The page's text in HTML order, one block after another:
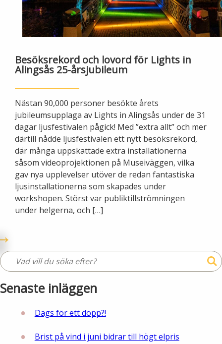
Elmarknaden
Våra avtalsvillkor
Sälj ditt överskott
Ny elanslutning
Tillfällig anslutning/byggskåp
Ändra anslutning
Elmätare och HAN-port
Manuell frånkoppling
Värmepriser och avtalsvillkor
Anslut dig till fjärrvärme
Byggvärme
Fiber
Anslut dig till fiber
Ladda elbil
Felanmälan
Felanmälan
Driftstörningar
Varför blir det strömavbrott?
Bra att ha hemma vid ett strömavbrott
Flyttanmälan
Kundservice
Ska du gräva?
Konsumenträttigheter
Kontakta oss
Om Alingsås Energi
Besöksrekord och lovord för Lights in
Alingsås 25-årsjubileum
Nästan 90,000 personer besökte årets
jubileumsupplaga av Lights in Alingsås under de 31
dagar ljusfestivalen pågick! Med ”extra allt” och mer
därtill nådde ljusfestivalen ett nytt besöksrekord,
där många uppskattade extra installationerna
såsom videoprojektionen på Museiväggen, vilka
gav nya upplevelser utöver de redan fantastiska
ljusinstallationerna som skapades under
workshopen. Störst var publiktillströmningen
under helgerna, och […]
Senaste inläggen
Dags för ett dopp?!
Brist på vind i juni bidrar till högt elpris